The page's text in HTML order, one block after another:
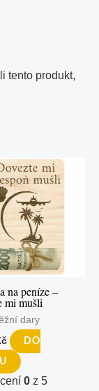
tento produkt,
na peníze –
mi mušli
dary
DO
0 z 5